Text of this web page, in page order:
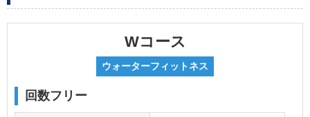
Wコース
ウォーターフィットネス
回数フリー